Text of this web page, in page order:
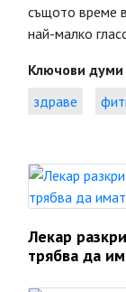
същото време
най-малко
Ключови думи
здраве
Лекар
трябва да